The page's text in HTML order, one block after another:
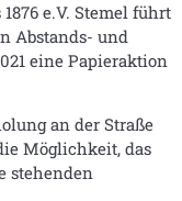
e.V. Stemel führt
Abstands- und
eine Papieraktion
an der Straße
Möglichkeit, das
stehenden